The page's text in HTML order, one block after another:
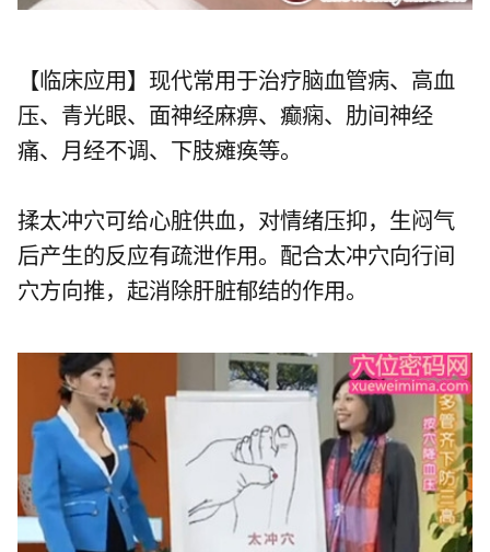
【临床应用】现代常用于治疗脑血管病、高血
压、青光眼、面神经麻痹、癫痫、肋间神经
痛、月经不调、下肢瘫痪等。
揉太冲穴可给心脏供血，对情绪压抑，生闷气
后产生的反应有疏泄作用。配合太冲穴向行间
穴方向推，起消除肝脏郁结的作用。